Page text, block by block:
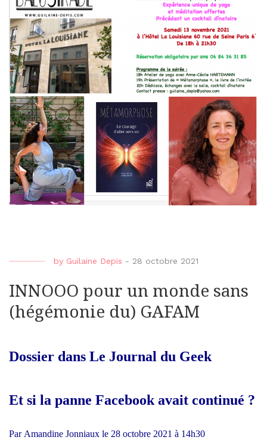
by Guilaine Depis - 28 octobre 2021
INNOOO pour un monde sans
(hégémonie du) GAFAM
Dossier dans Le Journal du Geek
Et si la panne Facebook avait continué ?
Par Amandine Jonniaux le 28 octobre 2021 à 14h30